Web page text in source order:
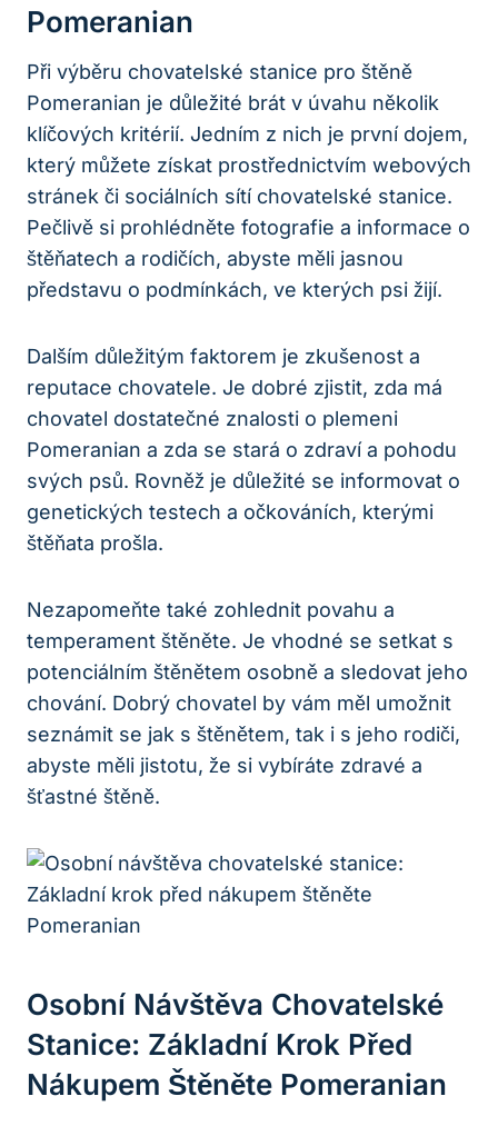
Pomeranian
Při výběru chovatelské stanice pro⁤ štěně
⁤Pomeranian je důležité brát v úvahu ⁢několik
klíčových ⁢kritérií. Jedním z nich je první‍ dojem,‌
který můžete získat prostřednictvím webových
stránek‌ či sociálních sítí chovatelské stanice.
⁤Pečlivě si prohlédněte fotografie‍ a informace o
štěňatech a rodičích,⁤ abyste měli jasnou
představu o podmínkách, ve kterých psi žijí.
Dalším důležitým‌ faktorem je⁣ zkušenost a
reputace chovatele. Je dobré zjistit, zda má
chovatel dostatečné znalosti o plemeni
Pomeranian ⁣a zda se stará o ‌zdraví a⁣ pohodu
⁢svých psů. Rovněž je důležité se⁤ informovat o
genetických testech a očkováních, kterými
‌štěňata‍ prošla.
Nezapomeňte také‌ zohlednit povahu a
⁤temperament štěněte. Je vhodné ‍se⁣ setkat s
potenciálním štěnětem osobně ‌a ‍sledovat jeho
chování. Dobrý chovatel​ by vám‌ měl umožnit
seznámit se⁣ jak s‌ štěnětem, tak i s jeho rodiči,⁤
abyste měli jistotu, že⁢ si vybíráte ​zdravé‌ a
šťastné‌ štěně.
Osobní ⁢návštěva Chovatelské
‌stanice: Základní Krok Před
Nákupem Štěněte Pomeranian